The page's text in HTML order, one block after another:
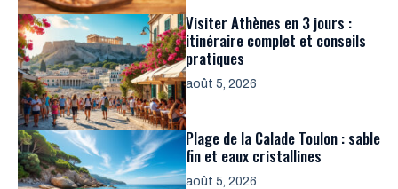
Visiter Athènes en 3 jours :
itinéraire complet et conseils
pratiques
août 5, 2026
Plage de la Calade Toulon : sable
fin et eaux cristallines
août 5, 2026